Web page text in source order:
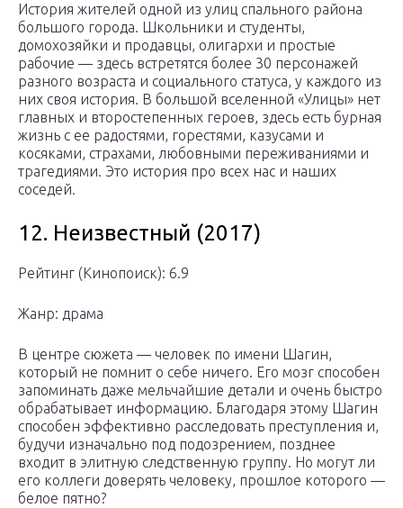
История жителей одной из улиц спального района
большого города. Школьники и студенты,
домохозяйки и продавцы, олигархи и простые
рабочие — здесь встретятся более 30 персонажей
разного возраста и социального статуса, у каждого из
них своя история. В большой вселенной «Улицы» нет
главных и второстепенных героев, здесь есть бурная
жизнь с ее радостями, горестями, казусами и
косяками, страхами, любовными переживаниями и
трагедиями. Это история про всех нас и наших
соседей.
12. Неизвестный (2017)
Рейтинг (Кинопоиск): 6.9
Жанр: драма
В центре сюжета — человек по имени Шагин,
который не помнит о себе ничего. Его мозг способен
запоминать даже мельчайшие детали и очень быстро
обрабатывает информацию. Благодаря этому Шагин
способен эффективно расследовать преступления и,
будучи изначально под подозрением, позднее
входит в элитную следственную группу. Но могут ли
его коллеги доверять человеку, прошлое которого —
белое пятно?